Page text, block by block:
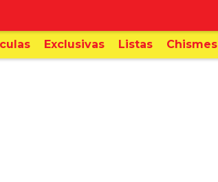
Exclusivas Listas Chismes